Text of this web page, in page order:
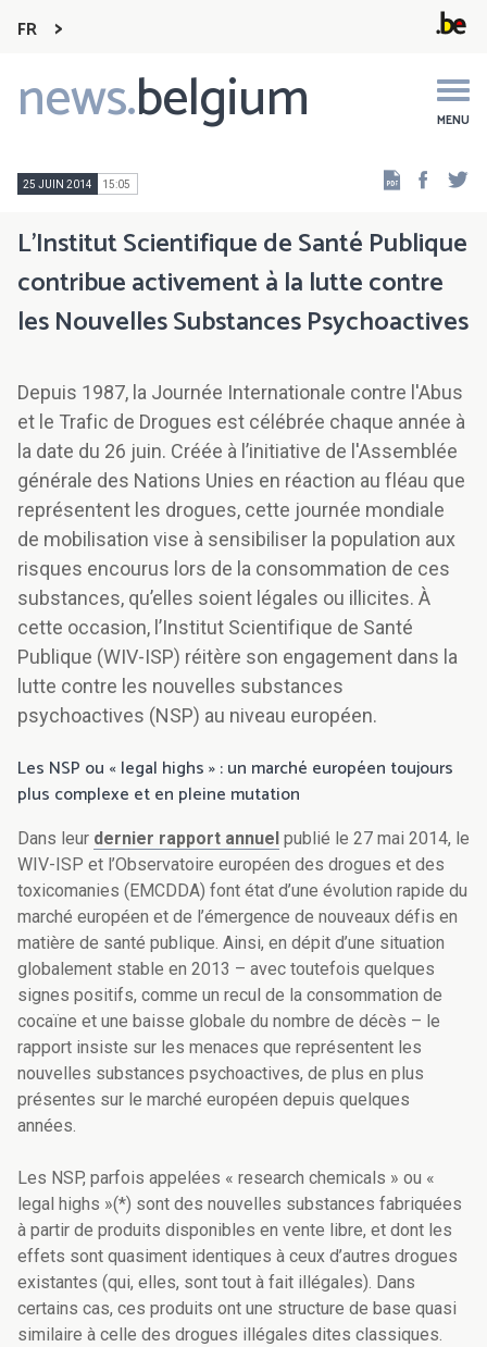
FR
news.belgium MENU
Main
navigation
25 JUIN 2014 15:05
L'Institut Scientifique de Santé Publique
contribue activement à la lutte contre
les Nouvelles Substances Psychoactives
Depuis 1987, la Journée Internationale contre l'Abus
et le Trafic de Drogues est célébrée chaque année à
la date du 26 juin. Créée à l’initiative de l'Assemblée
générale des Nations Unies en réaction au fléau que
représentent les drogues, cette journée mondiale
de mobilisation vise à sensibiliser la population aux
risques encourus lors de la consommation de ces
substances, qu’elles soient légales ou illicites. À
cette occasion, l’Institut Scientifique de Santé
Publique (WIV-ISP) réitère son engagement dans la
lutte contre les nouvelles substances
psychoactives (NSP) au niveau européen.
Les NSP ou « legal highs » : un marché européen toujours
plus complexe et en pleine mutation
Dans leur dernier rapport annuel publié le 27 mai 2014, le
WIV-ISP et l’Observatoire européen des drogues et des
toxicomanies (EMCDDA) font état d’une évolution rapide du
marché européen et de l’émergence de nouveaux défis en
matière de santé publique. Ainsi, en dépit d’une situation
globalement stable en 2013 – avec toutefois quelques
signes positifs, comme un recul de la consommation de
cocaïne et une baisse globale du nombre de décès – le
rapport insiste sur les menaces que représentent les
nouvelles substances psychoactives, de plus en plus
présentes sur le marché européen depuis quelques
années.
Les NSP, parfois appelées « research chemicals » ou «
legal highs »(*) sont des nouvelles substances fabriquées
à partir de produits disponibles en vente libre, et dont les
effets sont quasiment identiques à ceux d’autres drogues
existantes (qui, elles, sont tout à fait illégales). Dans
certains cas, ces produits ont une structure de base quasi
similaire à celle des drogues illégales dites classiques.